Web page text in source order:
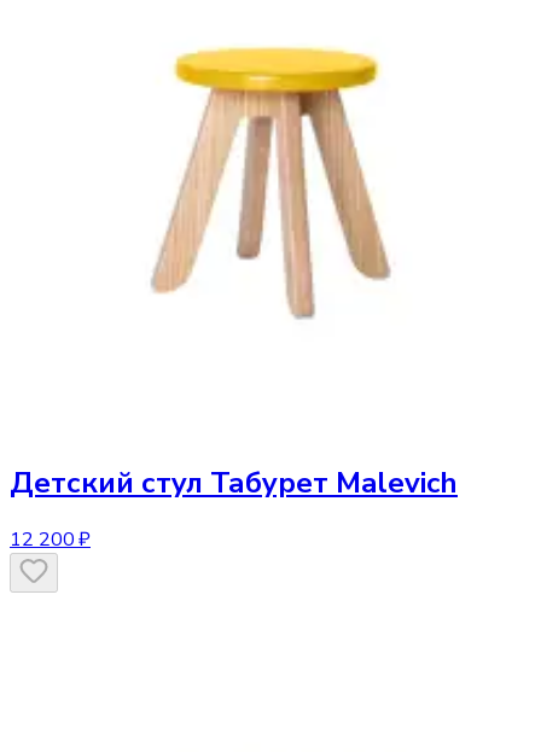
Детский стул Табурет Malevich
12 200 ₽